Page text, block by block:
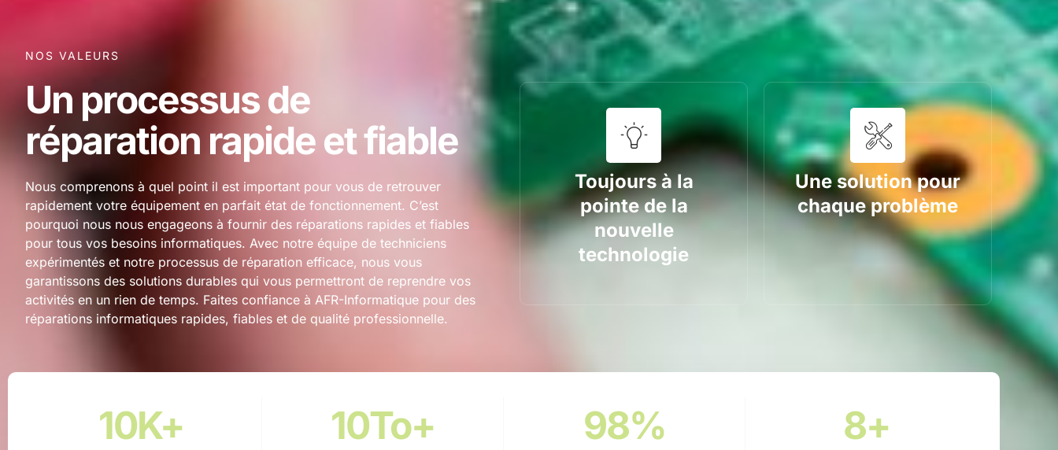
NOS VALEURS
Un processus de
réparation rapide et fiable
Nous comprenons à quel point il est important pour vous de retrouver
rapidement votre équipement en parfait état de fonctionnement. C’est
pourquoi nous nous engageons à fournir des réparations rapides et fiables
pour tous vos besoins informatiques. Avec notre équipe de techniciens
expérimentés et notre processus de réparation efficace, nous vous
garantissons des solutions durables qui vous permettront de reprendre vos
activités en un rien de temps. Faites confiance à AFR-Informatique pour des
réparations informatiques rapides, fiables et de qualité professionnelle.
Toujours à la
pointe de la
nouvelle
technologie
Une solution pour
chaque problème
10K+ 10To+ 98% 8+